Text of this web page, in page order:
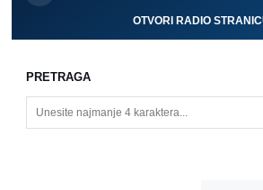
OTVORI RADIO
PRETRAGA